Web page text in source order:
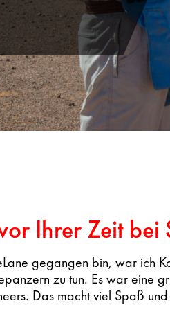
Ihrer Zeit bei
gegangen bin, war ich
zu tun. Es war eine
Das macht viel Spaß